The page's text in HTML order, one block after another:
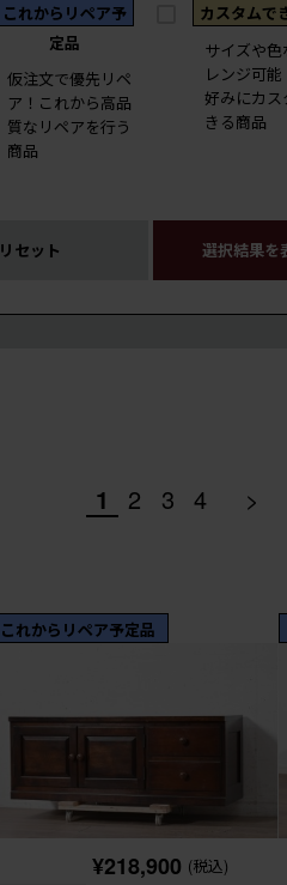
これからリペア予
定品
仮注文で優先リペ
ア！これから高品
質なリペアを行う
商品
カスタムで
サイズや色
レンジ可
好みにカス
きる商品
リセット 選択結果を
1 2 3 4 >
これからリペア予定品
¥218,900 (税込)